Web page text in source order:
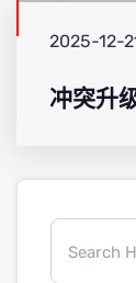
2025-12-
冲突升